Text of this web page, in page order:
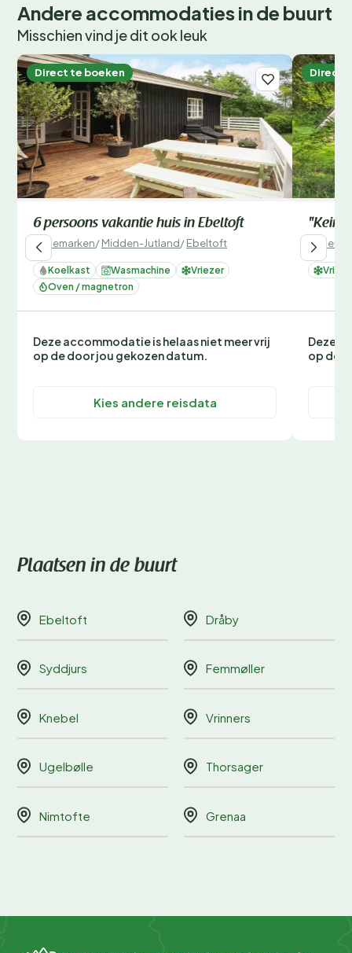
Andere accommodaties in de buurt
Misschien vind je dit ook leuk
Direct te boeken
6 persoons vakantie huis in Ebeltoft
Denemarken/Midden-Jutland/Ebeltoft
Koelkast Wasmachine
Vriezer
Oven / magnetron
Deze accommodatie is helaas niet meer vrij
op de door jou gekozen datum.
Kies andere reisdata
Direct
Deze
op de
Plaatsen in de buurt
Ebeltoft Dråby
Syddjurs Femmøller
Knebel Vrinners
Ugelbølle Thorsager
Nimtofte Grenaa